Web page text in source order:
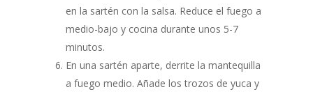
en la sartén con la salsa. Reduce el fuego a
medio-bajo y cocina durante unos 5-7
minutos.
En una sartén aparte, derrite la mantequilla
a fuego medio. Añade los trozos de yuca y